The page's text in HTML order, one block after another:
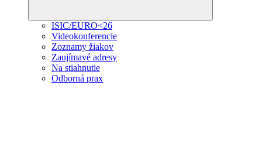
ISIC/EURO<26
Videokonferencie
Zoznamy žiakov
Zaujímavé adresy
Na stiahnutie
Odborná prax